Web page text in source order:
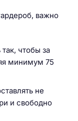
важно
чтобы за
минимум 75
не
и свободно